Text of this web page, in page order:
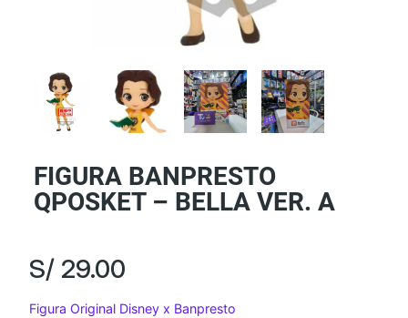
FIGURA BANPRESTO
QPOSKET – BELLA VER. A
S/ 29.00
Figura Original Disney x Banpresto